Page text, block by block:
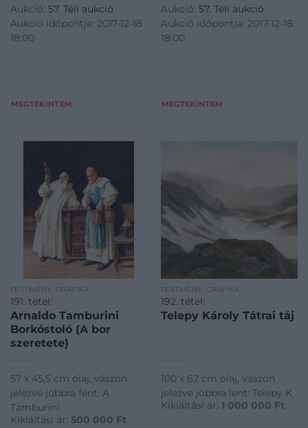
Aukció: 57. Téli aukció
Aukció időpontja: 2017-12-18
18:00
MEGTEKINTEM
Aukció: 57. Téli aukció
Aukció időpontja: 2017-12-18
18:00
MEGTEKINTEM
FESTMÉNY, GRAFIKA
191. tétel:
Arnaldo Tamburini
Borkóstoló (A bor
szeretete)
57 x 45,5 cm olaj, vászon
jelezve jobbra fent: A
Tamburini
Kikiáltási ár: 500 000 Ft
FESTMÉNY, GRAFIKA
192. tétel:
Telepy Károly Tátrai táj
100 x 62 cm olaj, vászon
jelezve jobbra lent: Telepy K
Kikiáltási ár: 1 000 000 Ft